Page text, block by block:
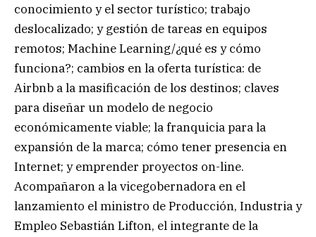
conocimiento y el sector turístico; trabajo
deslocalizado; y gestión de tareas en equipos
remotos; Machine Learning/¿qué es y cómo
funciona?; cambios en la oferta turística: de
Airbnb a la masificación de los destinos; claves
para diseñar un modelo de negocio
económicamente viable; la franquicia para la
expansión de la marca; cómo tener presencia en
Internet; y emprender proyectos on-line.
Acompañaron a la vicegobernadora en el
lanzamiento el ministro de Producción, Industria y
Empleo Sebastián Lifton, el integrante de la